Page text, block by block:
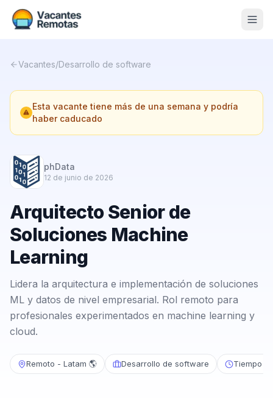
Nosotros
Contacto
Calculadora Freelance
Vacantes/Desarrollo de software
Esta vacante tiene más de una semana y podría
haber caducado
phData
12 de junio de 2026
Arquitecto Senior de
Soluciones Machine
Learning
Lidera la arquitectura e implementación de soluciones
ML y datos de nivel empresarial. Rol remoto para
profesionales experimentados en machine learning y
cloud.
Remoto - Latam 🌎 Desarrollo de software Tiempo